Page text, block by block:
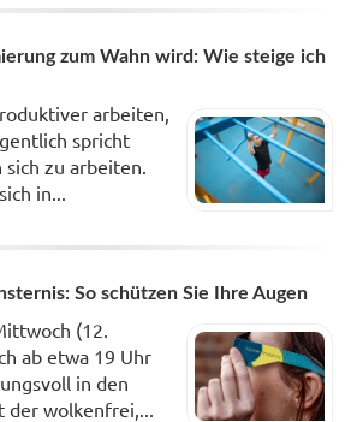
zum Wahn wird: Wie steige ich
arbeiten,
spricht
sich zu arbeiten.
in...
So schützen Sie Ihre Augen
(12.
ab etwa 19 Uhr
in den
wolkenfrei,...